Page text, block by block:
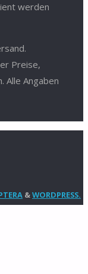
werden
Preise,
Alle Angaben
&WORDPRESS.